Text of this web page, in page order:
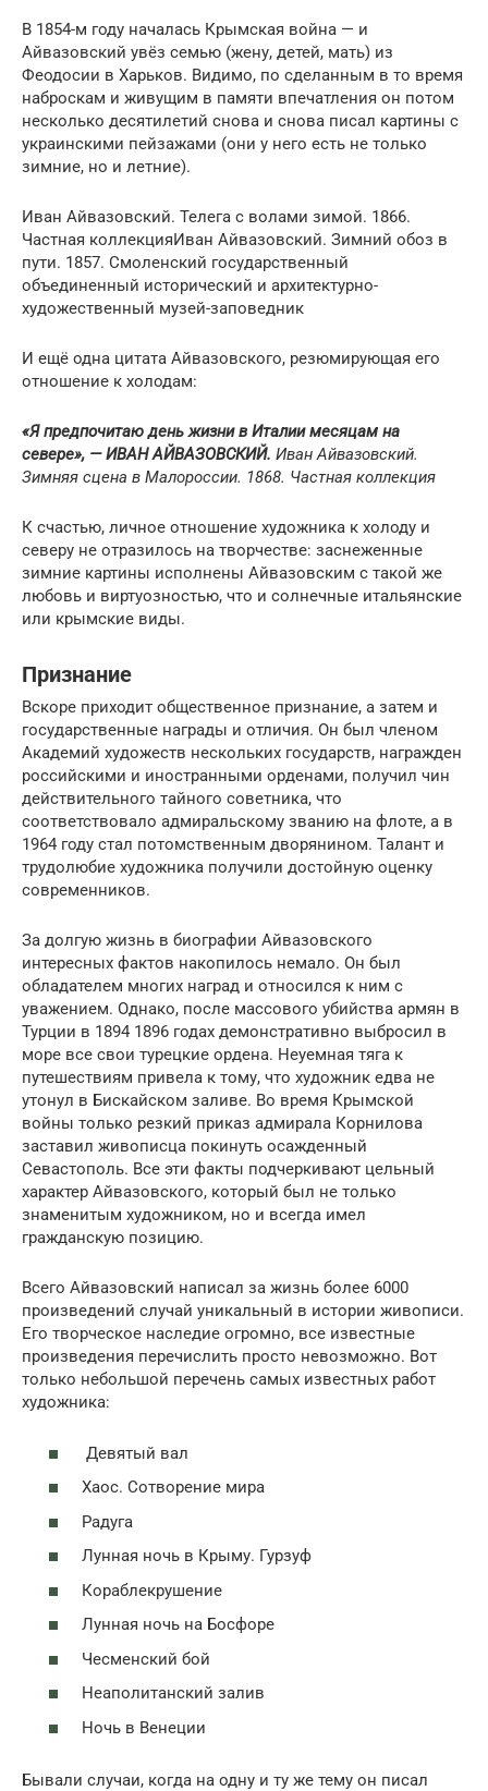
В 1854-м году началась Крымская война — и
Айвазовский увёз семью (жену, детей, мать) из
Феодосии в Харьков. Видимо, по сделанным в то время
наброскам и живущим в памяти впечатления он потом
несколько десятилетий снова и снова писал картины с
украинскими пейзажами (они у него есть не только
зимние, но и летние).
Иван Айвазовский. Телега с волами зимой. 1866.
Частная коллекцияИван Айвазовский. Зимний обоз в
пути. 1857. Смоленский государственный
объединенный исторический и архитектурно-
художественный музей-заповедник
И ещё одна цитата Айвазовского, резюмирующая его
отношение к холодам:
«Я предпочитаю день жизни в Италии месяцам на
севере», — ИВАН АЙВАЗОВСКИЙ. Иван Айвазовский.
Зимняя сцена в Малороссии. 1868. Частная коллекция
К счастью, личное отношение художника к холоду и
северу не отразилось на творчестве: заснеженные
зимние картины исполнены Айвазовским с такой же
любовь и виртуозностью, что и солнечные итальянские
или крымские виды.
Признание
Вскоре приходит общественное признание, а затем и
государственные награды и отличия. Он был членом
Академий художеств нескольких государств, награжден
российскими и иностранными орденами, получил чин
действительного тайного советника, что
соответствовало адмиральскому званию на флоте, а в
1964 году стал потомственным дворянином. Талант и
трудолюбие художника получили достойную оценку
современников.
За долгую жизнь в биографии Айвазовского
интересных фактов накопилось немало. Он был
обладателем многих наград и относился к ним с
уважением. Однако, после массового убийства армян в
Турции в 1894 1896 годах демонстративно выбросил в
море все свои турецкие ордена. Неуемная тяга к
путешествиям привела к тому, что художник едва не
утонул в Бискайском заливе. Во время Крымской
войны только резкий приказ адмирала Корнилова
заставил живописца покинуть осажденный
Севастополь. Все эти факты подчеркивают цельный
характер Айвазовского, который был не только
знаменитым художником, но и всегда имел
гражданскую позицию.
Всего Айвазовский написал за жизнь более 6000
произведений случай уникальный в истории живописи.
Его творческое наследие огромно, все известные
произведения перечислить просто невозможно. Вот
только небольшой перечень самых известных работ
художника:
Девятый вал
Хаос. Сотворение мира
Радуга
Лунная ночь в Крыму. Гурзуф
Кораблекрушение
Лунная ночь на Босфоре
Чесменский бой
Неаполитанский залив
Ночь в Венеции
Бывали случаи, когда на одну и ту же тему он писал